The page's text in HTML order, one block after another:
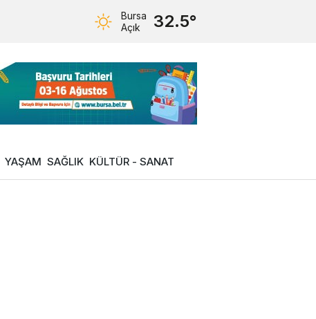
Bursa
Açık
32.5°
YAŞAM SAĞLIK KÜLTÜR - SANAT